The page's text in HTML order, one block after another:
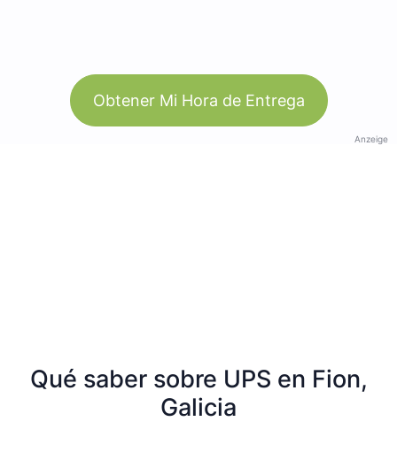
Obtener Mi Hora de Entrega
Anzeige
Qué saber sobre UPS en Fion,
Galicia